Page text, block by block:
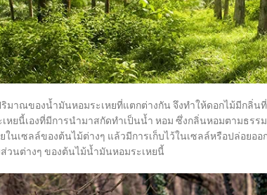
าณของน้ำมันหอมระเหยที่แตกต่างกัน จึงทำให้ดอกไม้มีกลิ่น
เหยนี้เองที่มีการนำมาสกัดทำเป็นน้ำ หอม ซึ่งกลิ่นหอมตามธร
ในเซลล์ของต้นไม้ต่างๆ แล้วมีการเก็บไว้ในเซลล์หรือปล่อย
วนต่างๆ ของต้นไม้น้ำมันหอมระเหยนี้